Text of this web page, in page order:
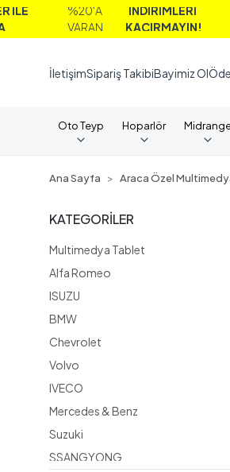
%20'A
İNDİRİMLERİ
KAÇIRMAYIN!
İletişimSipariş TakibiBayimiz Ol
Oto Teyp Hoparlör
Ana Sayfa Araca Özel
KATEGORİLER
Multimedya Tablet
Alfa Romeo
ISUZU
BMW
Chevrolet
Volvo
IVECO
Mercedes & Benz
Suzuki
SSANGYONG